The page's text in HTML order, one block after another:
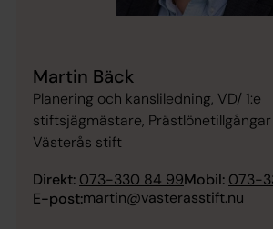
Martin Bäck
Planering och kansliledning, VD/ 1:e
stiftsjägmästare,
Västerås stift
Direkt: 073-330 84 99Mobil: 073-
E-post:martin@vasterasstift.nu